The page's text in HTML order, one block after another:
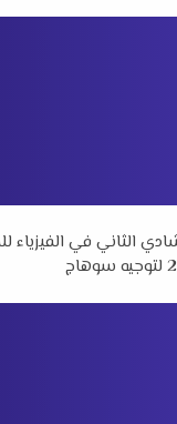
الثاني في الفيزياء